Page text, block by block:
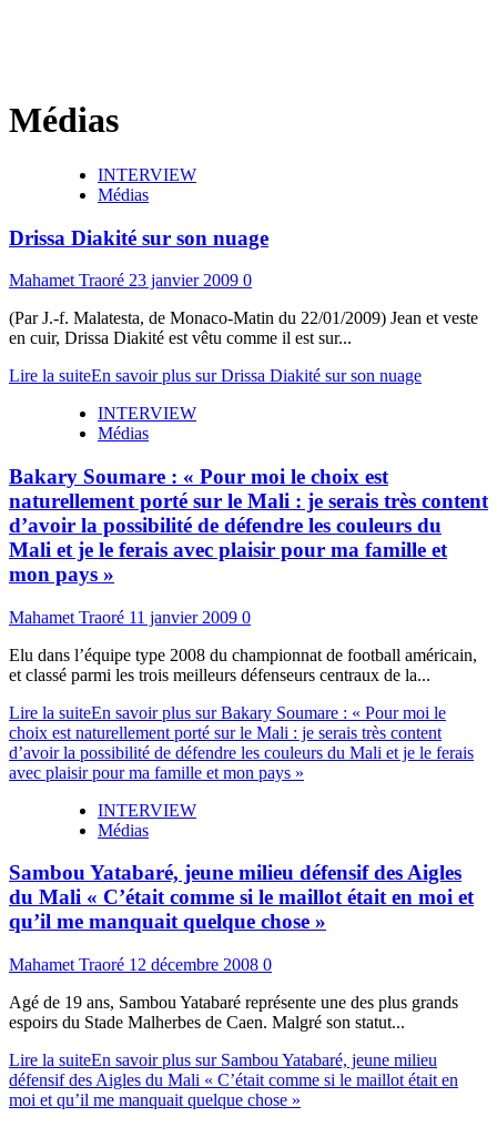
Médias
INTERVIEW
Médias
Drissa Diakité sur son nuage
Mahamet Traoré 23 janvier 2009 0
(Par J.-f. Malatesta, de Monaco-Matin du 22/01/2009) Jean et veste
en cuir, Drissa Diakité est vêtu comme il est sur...
Lire la suiteEn savoir plus sur Drissa Diakité sur son nuage
INTERVIEW
Médias
Bakary Soumare : « Pour moi le choix est
naturellement porté sur le Mali : je serais très content
d’avoir la possibilité de défendre les couleurs du
Mali et je le ferais avec plaisir pour ma famille et
mon pays »
Mahamet Traoré 11 janvier 2009 0
Elu dans l’équipe type 2008 du championnat de football américain,
et classé parmi les trois meilleurs défenseurs centraux de la...
Lire la suiteEn savoir plus sur Bakary Soumare : « Pour moi le
choix est naturellement porté sur le Mali : je serais très content
d’avoir la possibilité de défendre les couleurs du Mali et je le ferais
avec plaisir pour ma famille et mon pays »
INTERVIEW
Médias
Sambou Yatabaré, jeune milieu défensif des Aigles
du Mali « C’était comme si le maillot était en moi et
qu’il me manquait quelque chose »
Mahamet Traoré 12 décembre 2008 0
Agé de 19 ans, Sambou Yatabaré représente une des plus grands
espoirs du Stade Malherbes de Caen. Malgré son statut...
Lire la suiteEn savoir plus sur Sambou Yatabaré, jeune milieu
défensif des Aigles du Mali « C’était comme si le maillot était en
moi et qu’il me manquait quelque chose »